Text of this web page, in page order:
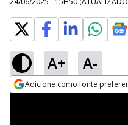
A+ A-
Adicione como fonte